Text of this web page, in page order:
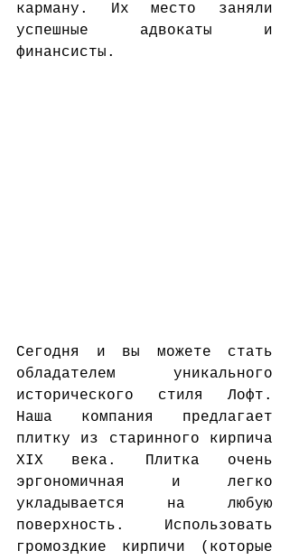
карману. Их место заняли
успешные адвокаты и
финансисты.
Сегодня и вы можете стать
обладателем уникального
исторического стиля Лофт.
Наша компания предлагает
плитку из старинного кирпича
XIX века. Плитка очень
эргономичная и легко
укладывается на любую
поверхность. Использовать
громоздкие кирпичи (которые